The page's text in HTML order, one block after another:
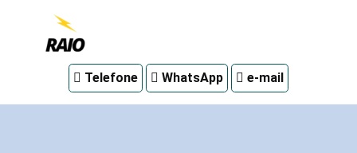
em
Telefone WhatsApp e-mail